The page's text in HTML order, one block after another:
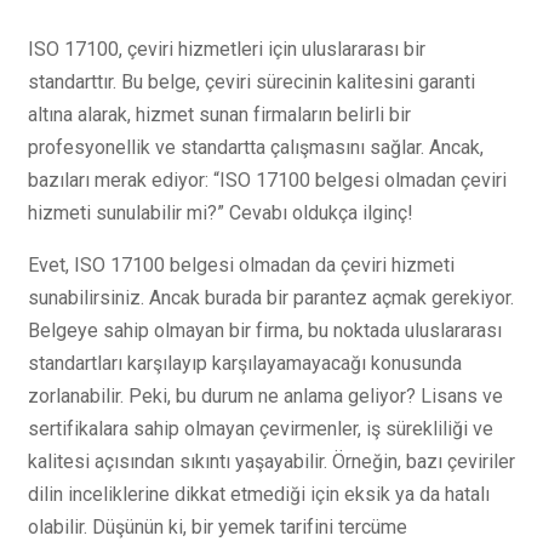
ISO 17100, çeviri hizmetleri için uluslararası bir
standarttır. Bu belge, çeviri sürecinin kalitesini garanti
altına alarak, hizmet sunan firmaların belirli bir
profesyonellik ve standartta çalışmasını sağlar. Ancak,
bazıları merak ediyor: “ISO 17100 belgesi olmadan çeviri
hizmeti sunulabilir mi?” Cevabı oldukça ilginç!
Evet, ISO 17100 belgesi olmadan da çeviri hizmeti
sunabilirsiniz. Ancak burada bir parantez açmak gerekiyor.
Belgeye sahip olmayan bir firma, bu noktada uluslararası
standartları karşılayıp karşılayamayacağı konusunda
zorlanabilir. Peki, bu durum ne anlama geliyor? Lisans ve
sertifikalara sahip olmayan çevirmenler, iş sürekliliği ve
kalitesi açısından sıkıntı yaşayabilir. Örneğin, bazı çeviriler
dilin inceliklerine dikkat etmediği için eksik ya da hatalı
olabilir. Düşünün ki, bir yemek tarifini tercüme